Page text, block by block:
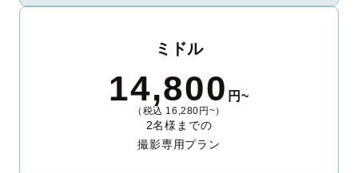
ミドル
14,800 円~
（税込 16,280円~）
2名様までの
撮影専用プラン